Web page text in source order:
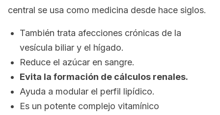
central se usa como medicina desde hace siglos.
También trata afecciones crónicas de la
vesícula biliar y el hígado.
Reduce el azúcar en sangre.
Evita la formación de cálculos renales.
Ayuda a modular el perfil lipídico.
Es un potente complejo vitamínico